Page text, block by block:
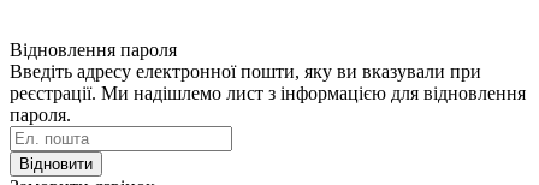
Відновлення пароля
Введіть адресу електронної пошти, яку ви вказували при
реєстрації. Ми надішлемо лист з інформацією для відновлення
пароля.
Відновити